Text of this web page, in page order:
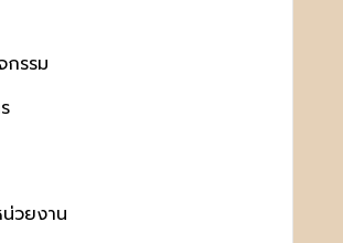
กรรม
วยงาน